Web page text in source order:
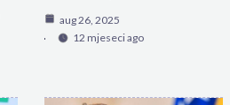
aug 26, 2025
12 mjeseci ago